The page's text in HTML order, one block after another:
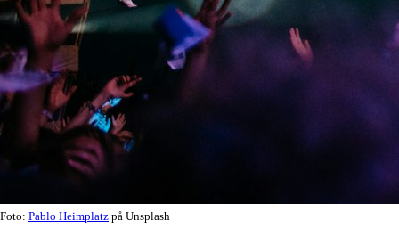
Foto: Pablo Heimplatz på Unsplash